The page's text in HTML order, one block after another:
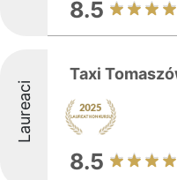
8.5
Laureaci
Taxi
8.5